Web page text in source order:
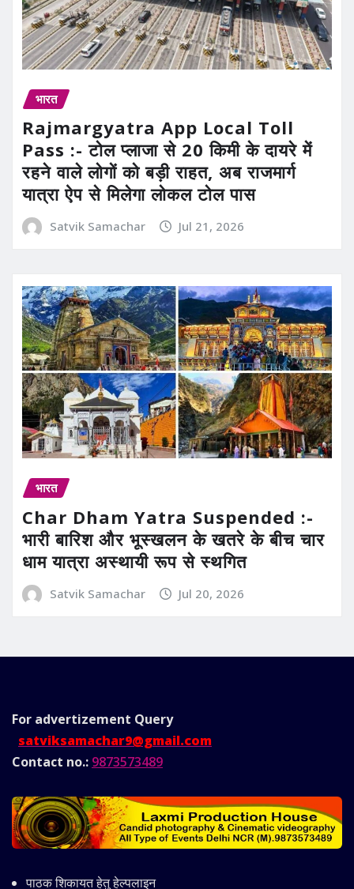
भारत
Rajmargyatra App Local Toll
Pass :- टोल प्लाजा से 20 किमी के दायरे में
रहने वाले लोगों को बड़ी राहत, अब राजमार्ग
यात्रा ऐप से मिलेगा लोकल टोल पास
Satvik Samachar Jul 21, 2026
भारत
Char Dham Yatra Suspended :-
भारी बारिश और भूस्खलन के खतरे के बीच चार
धाम यात्रा अस्थायी रूप से स्थगित
Satvik Samachar Jul 20, 2026
For advertizement Query
satviksamachar9@gmail.com
Contact no.: 9873573489
पाठक शिकायत हेतु हेल्पलाइन